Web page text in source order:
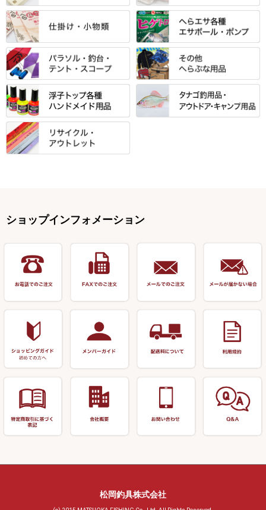
エクセーヌ・スエードシリーズ
バッグ・小物ケース・ワッペン
クッション・シート・スカー
ト・エプロン
保護ケース
アクリルシリーズ・アクセサリ
クワセ皿・コブ皿・角皿
浮子筒・浮子箱・ハリス箱・玉
ノ柄スタンド
小物箱・うどん箱・うどん皿
ハサミケース
カウンター
針外し・糸ほどき
がまかつ
サクラ・NISSIN・合成竿・他
光竹作 カーボン竿掛・玉ノ柄
匠絆・かちどき・旋（めぐ
る）・千望・千尋・悠月・その
他
当店オリジナル「勝俊」作
光竹 製品
松村作（万力）
松村作（先受・その他）
万久作
岐山 製品
逍遥（しょうよう）
玉網（高級品）
替網・仕付糸
玉置（高級品）
万力付お膳・うどん皿
先受・メスネジ・その他
忠相・一志
昴 ・TOMO
りきや ・ 大祐
心也・士天・狂鬼
伊吹 ・ SATTO
KEN∑HI【ケンシ】
すべて
金鯱 シリーズ
浮子箱
浮子立て・浮子筒
ハリスケース
仕掛箱・小物箱
ハリスメジャー系
すべて
東レ・ラーヂ
サンライン ・ ダン
鬼掛・MARUTO
すべて
ウキ止めストッパー・糸・チュ
ーブ
ウキゴム 遊動式
松葉仕掛用
底取りアイテム
ハサミ
すべて
マルキュー 麩系
マルキュー その他
ポンプ絞り器・ポンプ類
すべて
パラソル
テント
リーズ
釣台 釣宝・その他
すべて
バック＆ロッドケース
偏光サングラス
小物ケース・保護ケース
防寒コーナー
すべて
浮子用素材
塗料用 筆
装飾品
リサイクル 竹竿（～19,999円）
リサイクル 竹竿（深山）
リサイクル 浮子
リサイクル 玉網・玉置・フラ
リサイクル 浮子箱・浮子筒・
アウトレット商品
ショップインフォメーション
松岡釣具株式会社